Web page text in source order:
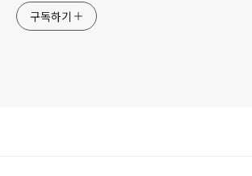
구독하기